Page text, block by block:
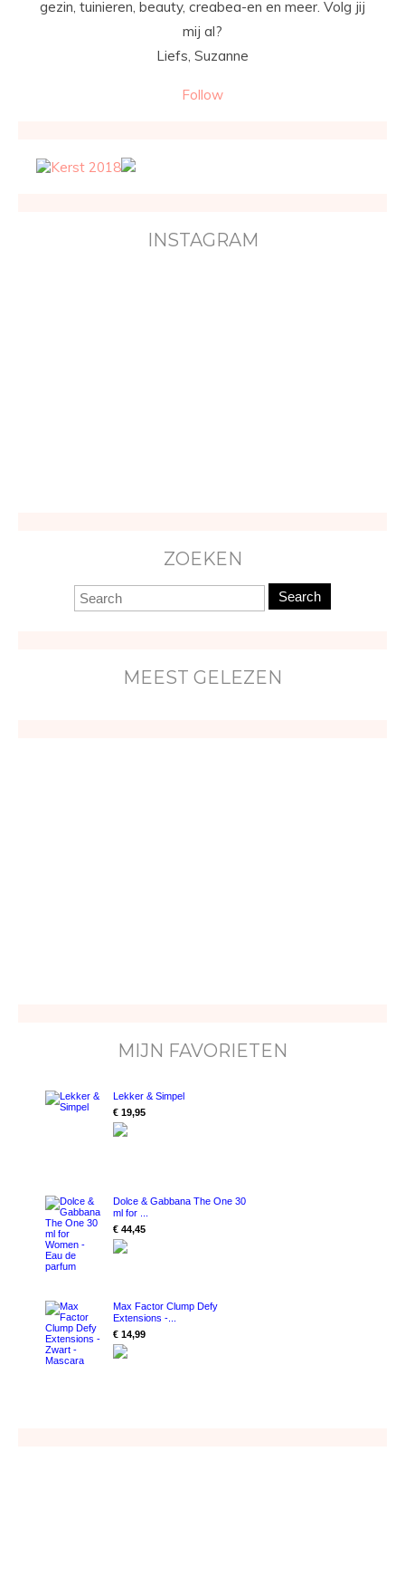
gezin, tuinieren, beauty, creabea-en en meer. Volg jij
mij al?
Liefs, Suzanne
Follow
INSTAGRAM
ZOEKEN
Search
MEEST GELEZEN
MIJN FAVORIETEN
Lekker & Simpel
€ 19,95
Dolce & Gabbana The One 30
ml for ...
€ 44,45
Max Factor Clump Defy
Extensions -...
€ 14,99